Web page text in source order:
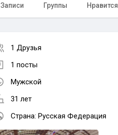
Игры
Краудфандинг
Записи Группы Нравится
1 Друзья
1 посты
Мужской
31 лет
Страна: Русская Федерация